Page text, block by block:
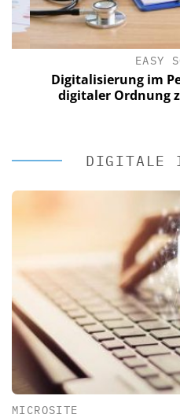
EASY
Digitalisierung im
digitaler Ordnung
DIGITALE
MICROSITE